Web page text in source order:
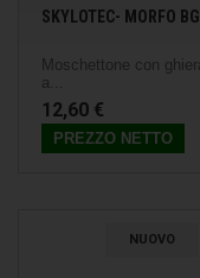
SKYLOTEC- MORFO BG
Moschettone con
a...
12,60 €
PREZZO NETTO
NUOVO